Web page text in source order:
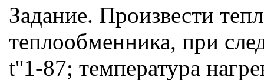
Задание. Произвести
теплообменника, при
t''1-87; температура